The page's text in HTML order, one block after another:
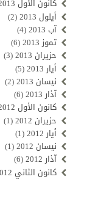
كانون الأول 2013
أيلول 2013
(2)
آب 2013
(4)
تموز 2013
(6)
حزيران 2013
(3)
أيار 2013
(5)
نيسان 2013
(2)
آذار 2013
(6)
كانون الأول 2012
حزيران 2012
(1)
أيار 2012
(1)
نيسان 2012
(1)
آذار 2012
(6)
كانون الثاني 2012